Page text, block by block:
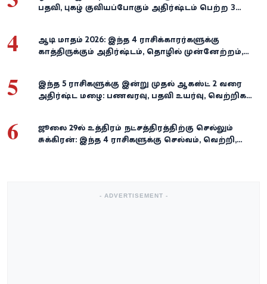
பதவி, புகழ் குவியப்போகும் அதிர்ஷ்டம் பெற்ற 3
4
ஆடி மாதம் 2026: இந்த 4 ராசிக்காரர்களுக்கு
காத்திருக்கும் அதிர்ஷ்டம், தொழில் முன்னேற்றம்,
5
இந்த 5 ராசிகளுக்கு இன்று முதல் ஆகஸ்ட் 2 வரை
அதிர்ஷ்ட மழை: பணவரவு, பதவி உயர்வு, வெற்றிகள்
6
ஜூலை 29-ல் உத்திரம் நட்சத்திரத்திற்கு செல்லும்
சுக்கிரன்: இந்த 4 ராசிகளுக்கு செல்வம், வெற்றி,
- ADVERTISEMENT -